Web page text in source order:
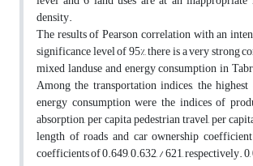
density.
The results of Pearson correlation with an
significance level of 95%, there is a very strong
mixed landuse and energy consumption in
Among the transportation indices, the
energy consumption were the indices of
absorption, per capita pedestrian travel, per
length of roads and car ownership
coefficients of 0.649, 0.632, / 621, respectively.